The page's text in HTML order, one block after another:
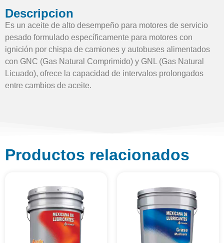
Descripcion
Es un aceite de alto desempeño para motores de servicio
pesado formulado específicamente para motores con
ignición por chispa de camiones y autobuses alimentados
con GNC (Gas Natural Comprimido) y GNL (Gas Natural
Licuado), ofrece la capacidad de intervalos prolongados
entre cambios de aceite.
Productos relacionados